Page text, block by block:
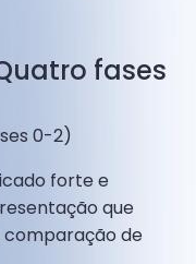
fases
0-2)
forte e
que
de